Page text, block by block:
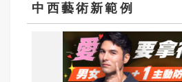
中西藝術新範例